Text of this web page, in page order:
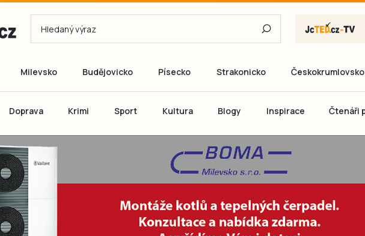
Milevsko Budějovicko Písecko Strakonicko Českokrumlovsko
Doprava Krimi Sport Kultura Blogy Inspirace Čtenáři